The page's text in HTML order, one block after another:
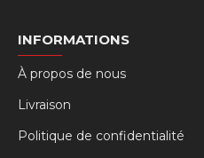
INFORMATIONS
À propos de nous
Livraison
Politique de confidentialité